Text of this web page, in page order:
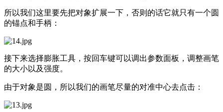
所以我们这里要先把对象扩展一下，否则的话它就只有一个圆
的锚点和手柄：
接下来选择膨胀工具，按回车键可以调出参数面板，调整画笔
的大小以及强度。
由于对象是圆，所以我们的画笔尽量的对准中心去点击：